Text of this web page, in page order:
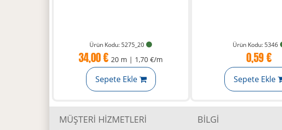
Ürün Kodu: 5275_20
34,00 €20 m | 1,70 €/m
Sepete Ekle
Ürün Kodu: 5346
0,59 €
Sepete Ekle
MÜŞTERI HIZMETLERI BILGI